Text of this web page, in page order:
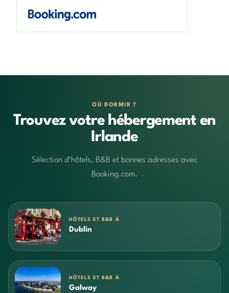
OÙ DORMIR ?
Trouvez votre hébergement en
Irlande
Sélection d’hôtels, B&B et bonnes adresses avec
Booking.com.
HÔTELS ET B&B À
Dublin
HÔTELS ET B&B À
Galway